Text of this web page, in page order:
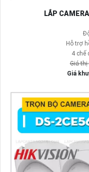
LẮP
Hỗ trợ
4 chế
Giá
Giá